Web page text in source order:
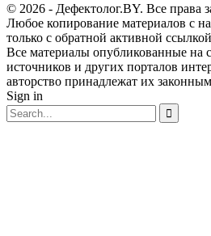
© 2026 - Дефектолог.BY. Все права
Любое копирование материалов с
только с обратной активной
Все материалы опубликованные на
источников и других порталов
авторство принадлежат их
Sign in